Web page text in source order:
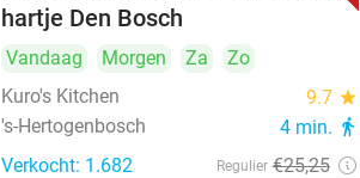
hartje Den Bosch
Vandaag Morgen Za
Zo
Kuro's Kitchen
9.7 star
's-Hertogenbosch 4 min. directions_walk
Verkocht: 1.682 Regulier €25,25